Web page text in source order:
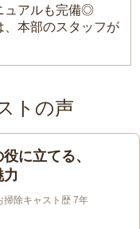
ュアルも完備◎
、本部のスタッフが
トの声
に立てる、
力
掃除キャスト歴 7年